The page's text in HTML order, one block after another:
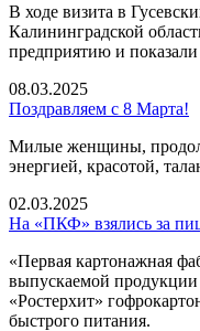
В ходе визита в
Калининградской
предприятию и
08.03.2025
Поздравляем с 8 Марта!
Милые женщины,
энергией, красотой,
02.03.2025
На «ПКФ» взялись за
«Первая картонажная
выпускаемой продукции
«Ростерхит»
быстрого питания.